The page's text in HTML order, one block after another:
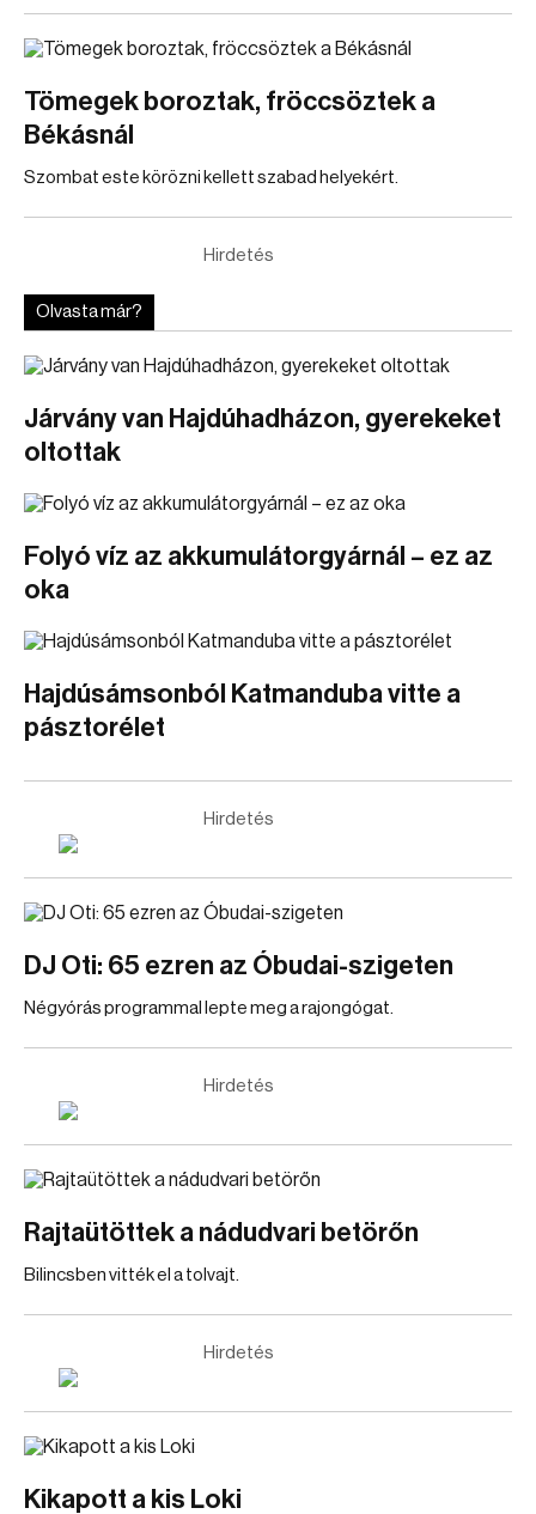
Tömegek boroztak, fröccsöztek a
Békásnál
Szombat este körözni kellett szabad helyekért.
Hirdetés
Olvasta már?
Járvány van Hajdúhadházon, gyerekeket
oltottak
Folyó víz az akkumulátorgyárnál – ez az
oka
Hajdúsámsonból Katmanduba vitte a
pásztorélet
Hirdetés
DJ Oti: 65 ezren az Óbudai-szigeten
Négyórás programmal lepte meg a rajongógat.
Hirdetés
Rajtaütöttek a nádudvari betörőn
Bilincsben vitték el a tolvajt.
Hirdetés
Kikapott a kis Loki